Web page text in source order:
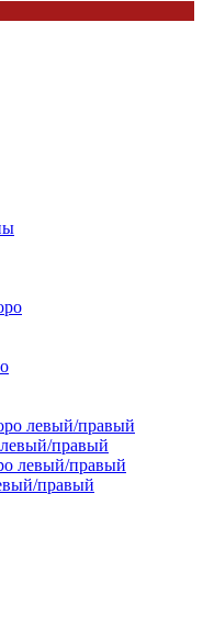
левый/правый
правый
левый/правый
правый